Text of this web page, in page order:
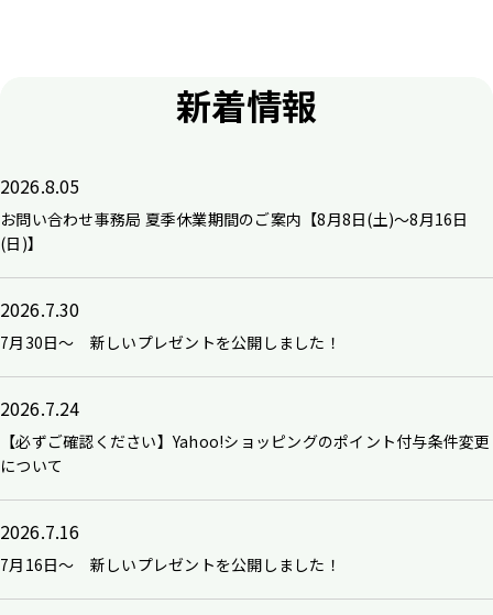
新着情報
2026.8.05
お問い合わせ事務局 夏季休業期間のご案内【8月8日(土)～8月16日
(日)】
2026.7.30
7月30日～ 新しいプレゼントを公開しました！
2026.7.24
【必ずご確認ください】Yahoo!ショッピングのポイント付与条件変更
について
2026.7.16
7月16日～ 新しいプレゼントを公開しました！